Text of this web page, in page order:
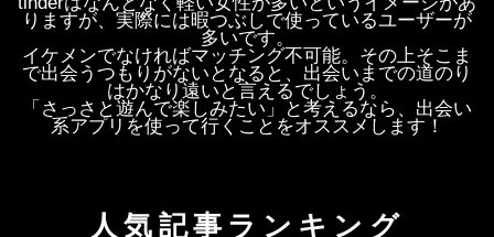
りますが、実際には暇つぶしで使っているユーザーが
多いです。
イケメンでなければマッチング不可能。その上そこま
で出会うつもりがないとなると、出会いまでの道のり
はかなり遠いと言えるでしょう。
「さっさと遊んで楽しみたい」と考えるなら、出会い
系アプリを使って行くことをオススメします！
人気記事ランキング